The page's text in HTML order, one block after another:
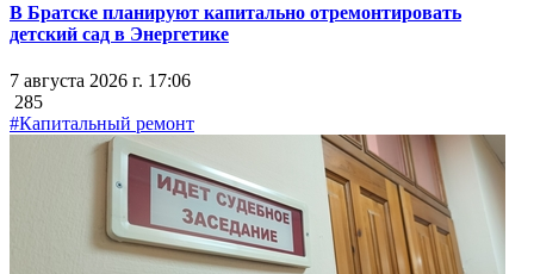
В Братске планируют капитально отремонтировать
детский сад в Энергетике
7 августа 2026 г. 17:06
285
#Капитальный ремонт